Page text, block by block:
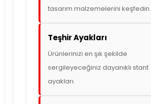
tasarım malzemelerini keşfedin.
Teşhir Ayakları
Ürünlerinizi en şık şekilde
sergileyeceğiniz dayanıklı stant
ayakları.